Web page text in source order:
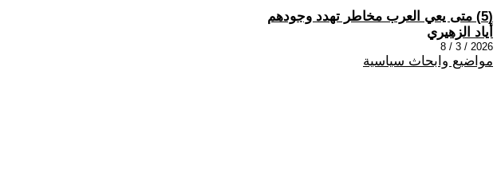
(5) متى يعي العرب مخاطر تهدد وجودهم
أياد الزهيري
2026 / 3 / 8
مواضيع وابحاث سياسية